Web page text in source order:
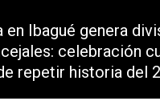
en Ibagué genera
celebración
repetir historia del